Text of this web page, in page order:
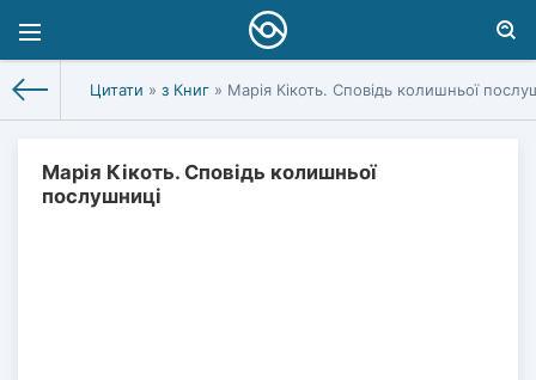
Цитати » з Книг » Марія Кікоть. Сповідь колишньої
Марія Кікоть. Сповідь колишньої
послушниці